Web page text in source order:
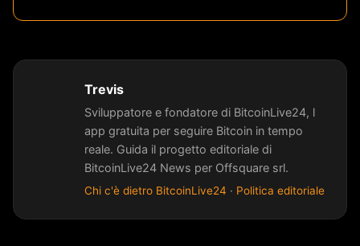
Trevis
Sviluppatore e fondatore di BitcoinLive24, l
app gratuita per seguire Bitcoin in tempo
reale. Guida il progetto editoriale di
BitcoinLive24 News per Offsquare srl.
Chi c'è dietro BitcoinLive24 · Politica editoriale